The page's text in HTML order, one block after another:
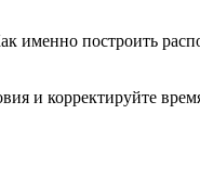
именно построить
и корректируйте